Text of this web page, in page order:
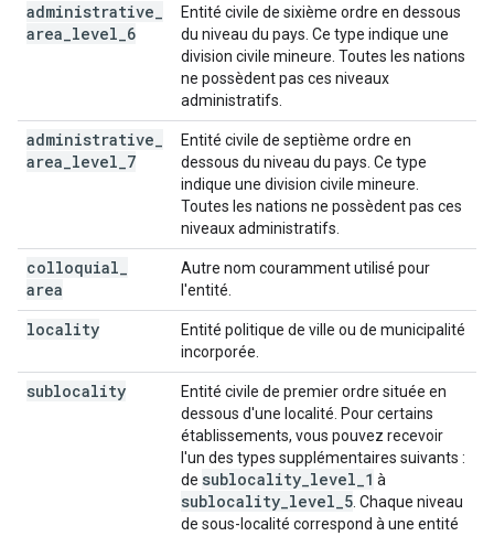
administrative
area level 6
Entité civile de sixième ordre en dessous
du niveau du pays. Ce type indique une
division civile mineure. Toutes les nations
ne possèdent pas ces niveaux
administratifs.
administrative
area level 7
Entité civile de septième ordre en
dessous du niveau du pays. Ce type
indique une division civile mineure.
Toutes les nations ne possèdent pas ces
niveaux administratifs.
colloquial
area
Autre nom couramment utilisé pour
l'entité.
locality
Entité politique de ville ou de municipalité
incorporée.
sublocality
Entité civile de premier ordre située en
dessous d'une localité. Pour certains
établissements, vous pouvez recevoir
l'un des types supplémentaires suivants :
de sublocality level 1 à
sublocality level 5 . Chaque niveau
de sous-localité correspond à une entité